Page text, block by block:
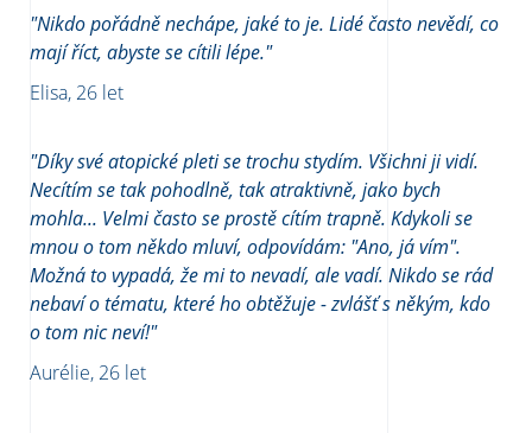
"Nikdo pořádně nechápe, jaké to je. Lidé často nevědí, co
mají říct, abyste se cítili lépe."
Elisa, 26 let
"Díky své atopické pleti se trochu stydím. Všichni ji vidí.
Necítím se tak pohodlně, tak atraktivně, jako bych
mohla... Velmi často se prostě cítím trapně. Kdykoli se
mnou o tom někdo mluví, odpovídám: "Ano, já vím".
Možná to vypadá, že mi to nevadí, ale vadí. Nikdo se rád
nebaví o tématu, které ho obtěžuje - zvlášť s někým, kdo
o tom nic neví!"
Aurélie, 26 let